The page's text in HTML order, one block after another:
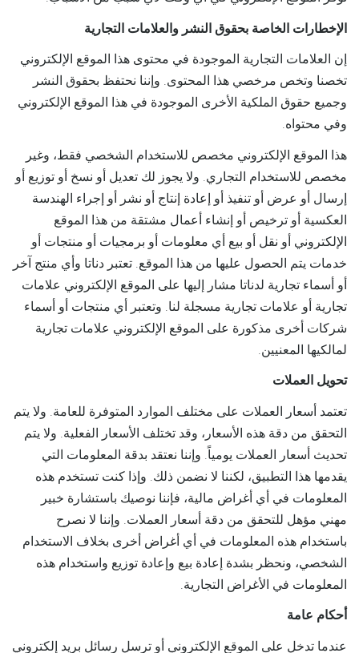
الإخطارات الخاصة بحقوق النشر والعلامات التجارية
إن العلامات التجارية الموجودة في محتوى هذا الموقع الإلكتروني
تخصنا وتخص مرخصي هذا المحتوى. وإننا نحتفظ بحقوق النشر
وجميع حقوق الملكية الأخرى الموجودة في هذا الموقع الإلكتروني
وفي محتواه.
هذا الموقع الإلكتروني مخصص للاستخدام الشخصي فقط، وغير
مخصص للاستخدام التجاري. ولا يجوز لك تعديل أو نسخ أو توزيع أو
إرسال أو عرض أو تنفيذ أو إعادة إنتاج أو نشر أو إجراء الهندسة
العكسية أو ترخيص أو إنشاء أعمال مشتقة من هذا الموقع
الإلكتروني أو نقل أو بيع أي معلومات أو برمجيات أو منتجات أو
خدمات يتم الحصول عليها من هذا الموقع. تعتبر دناتا وأي منتج آخر
أو أسماء تجارية لدناتا مشار إليها على الموقع الإلكتروني علامات
تجارية أو علامات تجارية مسجلة لنا. وتعتبر أي منتجات أو أسماء
شركات أخرى مذكورة على الموقع الإلكتروني علامات تجارية
لمالكيها المعنيين.
تحويل العملات
تعتمد أسعار العملات على مختلف الموارد المتوفرة للعامة. ولا يتم
التحقق من دقة هذه الأسعار، وقد تختلف الأسعار الفعلية. ولا يتم
تحديث أسعار العملات يومياً. وإننا نعتقد بدقة المعلومات التي
يقدمها هذا التطبيق، لكننا لا نضمن ذلك. وإذا كنت تستخدم هذه
المعلومات في أي أغراض مالية، فإننا نوصيك باستشارة خبير
مهني مؤهل للتحقق من دقة أسعار العملات. وإننا لا نصرح
باستخدام هذه المعلومات في أي أغراض أخرى بخلاف الاستخدام
الشخصي، ونحظر بشدة إعادة بيع وإعادة توزيع واستخدام هذه
المعلومات في الأغراض التجارية.
أحكام عامة
عندما تدخل على الموقع الإلكتروني أو ترسل رسائل بريد إلكتروني